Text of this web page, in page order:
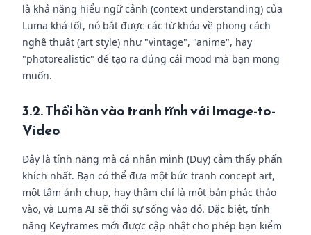
là khả năng hiểu ngữ cảnh (context understanding) của
Luma khá tốt, nó bắt được các từ khóa về phong cách
nghệ thuật (art style) như "vintage", "anime", hay
"photorealistic" để tạo ra đúng cái mood mà bạn mong
muốn.
3.2. Thổi hồn vào tranh tĩnh với Image-to-
Video
Đây là tính năng mà cá nhân mình (Duy) cảm thấy phấn
khích nhất. Bạn có thể đưa một bức tranh concept art,
một tấm ảnh chụp, hay thậm chí là một bản phác thảo
vào, và Luma AI sẽ thổi sự sống vào đó. Đặc biệt, tính
năng Keyframes mới được cập nhật cho phép bạn kiểm